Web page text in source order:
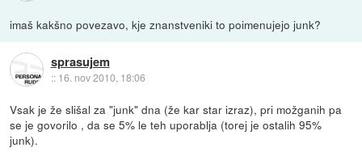
imaš kakšno povezavo, kje znanstveniki to poimenujejo junk?
sprasujem
:: 16. nov 2010, 18:06
Vsak je že slišal za "junk" dna (že kar star izraz), pri možganih pa
se je govorilo , da se 5% le teh uporablja (torej je ostalih 95%
junk).